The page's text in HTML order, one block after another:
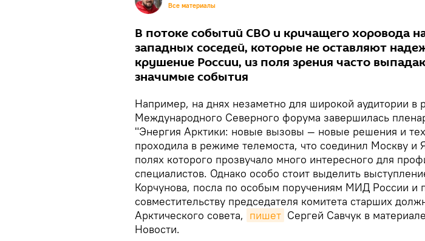
Все материалы
В потоке событий СВО и кричащего хоровода
западных соседей, которые не оставляют
крушение России, из поля зрения часто
значимые события
Например, на днях незаметно для широкой аудитории в
Международного Северного форума завершилась
"Энергия Арктики: новые вызовы — новые решения и
проходила в режиме телемоста, что соединил Москву и
полях которого прозвучало много интересного для
специалистов. Однако особо стоит выделить
Корчунова, посла по особым поручениям МИД России и
совместительству председателя комитета старших
Арктического совета, пишет Сергей Савчук в
Новости.